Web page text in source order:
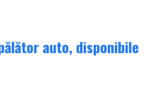
auto, disponibile